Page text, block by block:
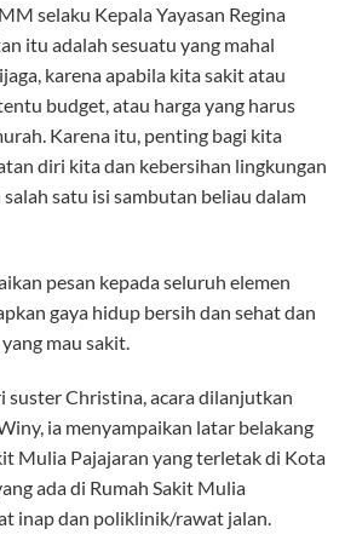
selaku Kepala Yayasan Regina
itu adalah sesuatu yang mahal
karena apabila kita sakit atau
budget, atau harga yang harus
Karena itu, penting bagi kita
diri kita dan kebersihan lingkungan
satu isi sambutan beliau dalam
pesan kepada seluruh elemen
gaya hidup bersih dan sehat dan
mau sakit.
suster Christina, acara dilanjutkan
ia menyampaikan latar belakang
Mulia Pajajaran yang terletak di Kota
ada di Rumah Sakit Mulia
inap dan poliklinik/rawat jalan.